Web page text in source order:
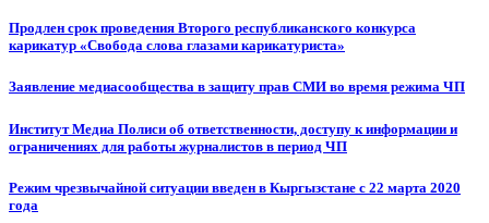
Продлен срок проведения Второго республиканского конкурса
карикатур «Свобода слова глазами карикатуриста»
Заявление медиасообщества в защиту прав СМИ во время режима ЧП
Институт Медиа Полиси об ответственности, доступу к информации и
ограничениях для работы журналистов в период ЧП
Режим чрезвычайной ситуации введен в Кыргызстане с 22 марта 2020
года